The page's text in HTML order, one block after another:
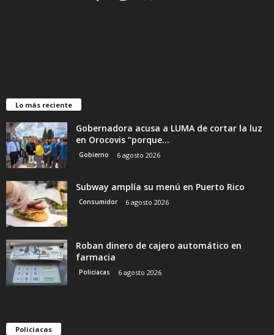
Lo más reciente
Gobernadora acusa a LUMA de cortar la luz
en Orocovis “porque...
Gobierno 6 agosto 2026
Subway amplía su menú en Puerto Rico
Consumidor 6 agosto 2026
Roban dinero de cajero automático en
farmacia
Policiacas 6 agosto 2026
Policiacas